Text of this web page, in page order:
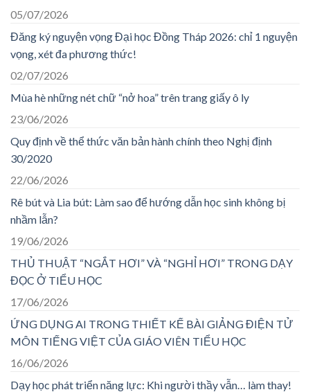
05/07/2026
Đăng ký nguyện vọng Đại học Đồng Tháp 2026: chỉ 1 nguyện
vọng, xét đa phương thức!
02/07/2026
Mùa hè những nét chữ “nở hoa” trên trang giấy ô ly
23/06/2026
Quy định về thể thức văn bản hành chính theo Nghị định
30/2020
22/06/2026
Rê bút và Lia bút: Làm sao để hướng dẫn học sinh không bị
nhầm lẫn?
19/06/2026
THỦ THUẬT “NGẮT HƠI” VÀ “NGHỈ HƠI” TRONG DẠY
ĐỌC Ở TIỂU HỌC
17/06/2026
ỨNG DỤNG AI TRONG THIẾT KẾ BÀI GIẢNG ĐIỆN TỬ
MÔN TIẾNG VIỆT CỦA GIÁO VIÊN TIỂU HỌC
16/06/2026
Dạy học phát triển năng lực: Khi người thầy vẫn… làm thay!